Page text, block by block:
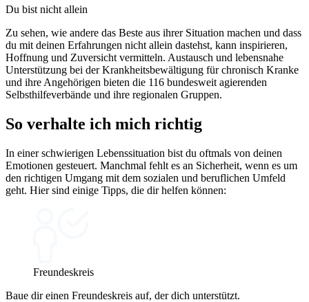
Du bist nicht allein
Zu sehen, wie andere das Beste aus ihrer Situation machen und dass
du mit deinen Erfahrungen nicht allein dastehst, kann inspirieren,
Hoffnung und Zuversicht vermitteln. Austausch und lebensnahe
Unterstützung bei der Krankheitsbewältigung für chronisch Kranke
und ihre Angehörigen bieten die 116 bundesweit agierenden
Selbsthilfeverbände und ihre regionalen Gruppen.
So verhalte ich mich richtig
In einer schwierigen Lebenssituation bist du oftmals von deinen
Emotionen gesteuert. Manchmal fehlt es an Sicherheit, wenn es um
den richtigen Umgang mit dem sozialen und beruflichen Umfeld
geht. Hier sind einige Tipps, die dir helfen können:
Freundeskreis
Baue dir einen Freundeskreis auf, der dich unterstützt.